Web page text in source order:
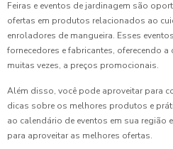
Feiras e eventos de jardinagem são
ofertas em produtos relacionados ao
enroladores de mangueira. Esses
fornecedores e fabricantes, oferecendo a
muitas vezes, a preços promocionais.
Além disso, você pode aproveitar para
dicas sobre os melhores produtos e
ao calendário de eventos em sua região
para aproveitar as melhores ofertas.